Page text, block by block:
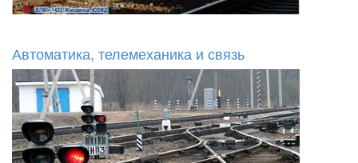
Автоматика, телемеханика и связь